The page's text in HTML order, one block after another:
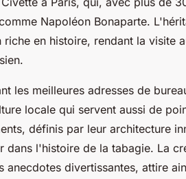
Napoléon Bonaparte.
riche en histoire, rendant la visite
les meilleures adresses de
locale qui servent aussi de
définis par leur architecture
dans l'histoire de la tabagie. La
anecdotes divertissantes, attire